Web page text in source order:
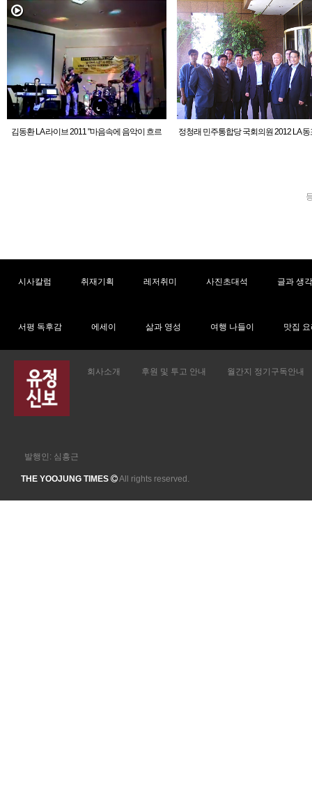
김동환 LA 라이브 2011 "마음속에 음악이 흐르
정청래 민주통합당 국회의원 2012 LA 동
시사칼럼 취재기획 레저취미 사진초대석 글과 생각
서평 독후감 에세이 삶과 영성 여행 나들이 맛집
회사소개 후원 및 투고 안내 월간지 정기구독안내
발행인: 심흥근
THE YOOJUNG TIMES All rights reserved.